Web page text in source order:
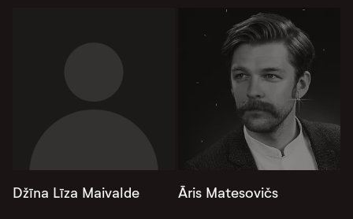
Džīna Līza Maivalde Āris Matesovičs